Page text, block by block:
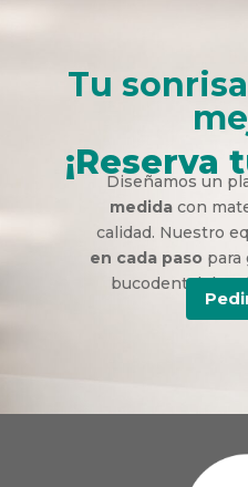
Tu
¡Reserva
Diseñamos un
medida con
calidad. Nuestro
en cada paso para
bucodental